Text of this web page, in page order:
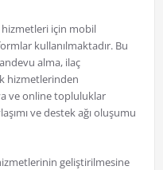
hizmetleri için mobil
kullanılmaktadır. Bu
alma, ilaç
hizmetlerinden
ve online topluluklar
ve destek ağı oluşumu
geliştirilmesine